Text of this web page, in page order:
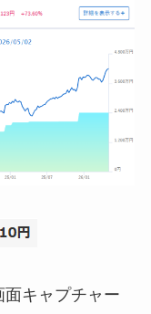
キャプチャー